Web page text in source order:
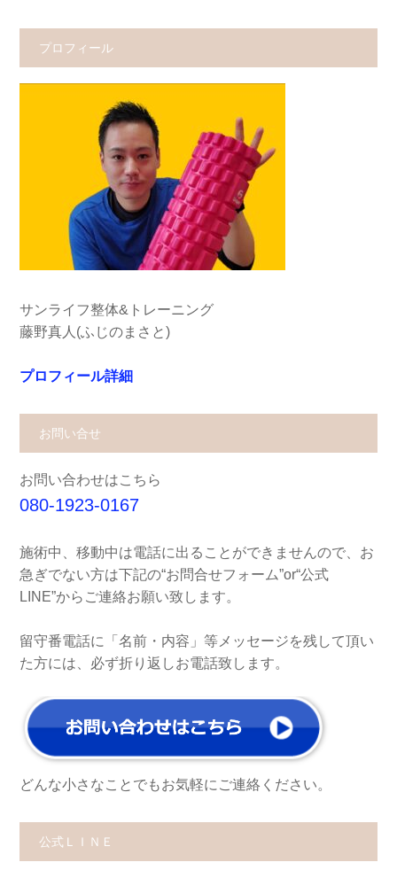
プロフィール
サンライフ整体&トレーニング
藤野真人(ふじのまさと)
プロフィール詳細
お問い合せ
お問い合わせはこちら
080-1923-0167
施術中、移動中は電話に出ることができませんので、お
急ぎでない方は下記の“お問合せフォーム”or“公式
LINE”からご連絡お願い致します。
留守番電話に「名前・内容」等メッセージを残して頂い
た方には、必ず折り返しお電話致します。
どんな小さなことでもお気軽にご連絡ください。
公式ＬＩＮＥ